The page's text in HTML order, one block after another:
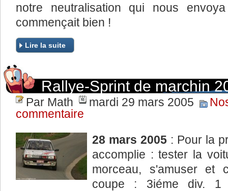
notre neutralisation qui nous
commençait bien !
Lire la suite
Rallye-Sprint de marchin
Par Math mardi 29 mars 2005
commentaire
28 mars 2005 : Pour la
accomplie : tester la
morceau, s'amuser et
coupe : 3iéme div.